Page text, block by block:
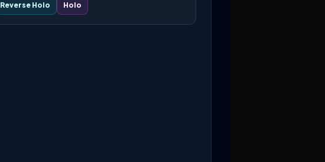
Reverse Holo Holo